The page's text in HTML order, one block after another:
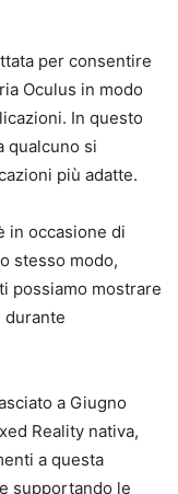
per consentire
Oculus in modo
In questo
qualcuno si
più adatte.
in occasione di
stesso modo,
possiamo mostrare
durante
a Giugno
Reality nativa,
a questa
supportando le